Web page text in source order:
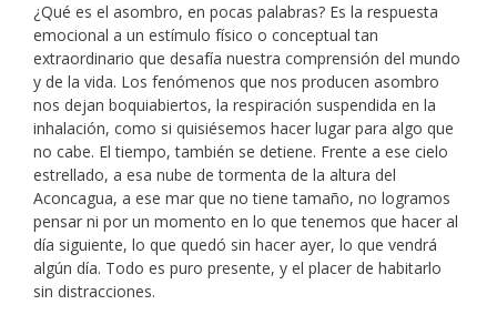
¿Qué es el asombro, en pocas palabras? Es la respuesta
emocional a un estímulo físico o conceptual tan
extraordinario que desafía nuestra comprensión del mundo
y de la vida. Los fenómenos que nos producen asombro
nos dejan boquiabiertos, la respiración suspendida en la
inhalación, como si quisiésemos hacer lugar para algo que
no cabe. El tiempo, también se detiene. Frente a ese cielo
estrellado, a esa nube de tormenta de la altura del
Aconcagua, a ese mar que no tiene tamaño, no logramos
pensar ni por un momento en lo que tenemos que hacer al
día siguiente, lo que quedó sin hacer ayer, lo que vendrá
algún día. Todo es puro presente, y el placer de habitarlo
sin distracciones.